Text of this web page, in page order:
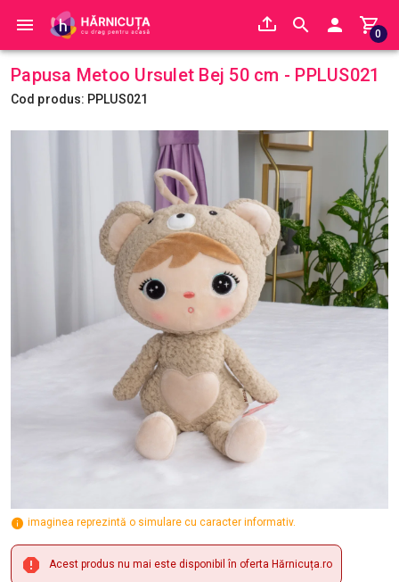
0
Papusa Metoo Ursulet Bej 50 cm - PPLUS021
Cod produs: PPLUS021
imaginea reprezintă o simulare cu caracter informativ.
Acest produs nu mai este disponibil în oferta Hărnicuța.ro